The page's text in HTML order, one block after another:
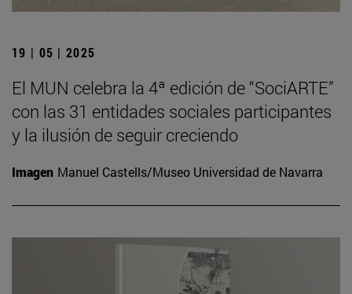
19 | 05 | 2025
El MUN celebra la 4ª edición de “SociARTE”
con las 31 entidades sociales participantes
y la ilusión de seguir creciendo
Imagen Manuel Castells/Museo Universidad de Navarra